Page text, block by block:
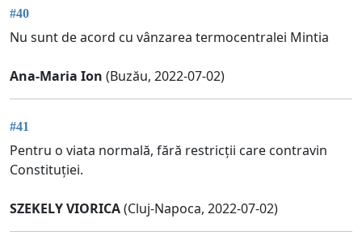
#40
Nu sunt de acord cu vânzarea termocentralei Mintia
Ana-Maria Ion (Buzău, 2022-07-02)
#41
Pentru o viata normală, fără restricții care contravin
Constituției.
SZEKELY VIORICA(Cluj-Napoca, 2022-07-02)